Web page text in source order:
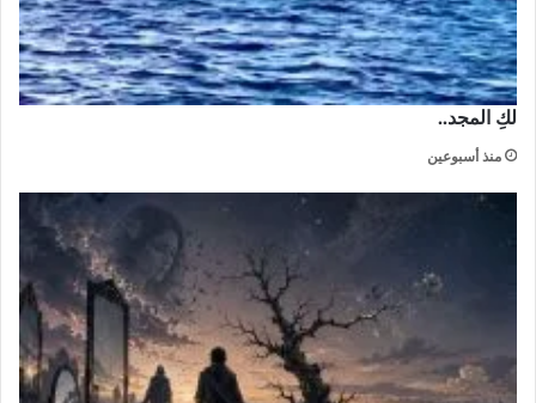
لكِ المجد..
منذ أسبوعين